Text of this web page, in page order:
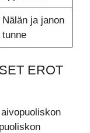
Nälän ja janon
tunne
EROT